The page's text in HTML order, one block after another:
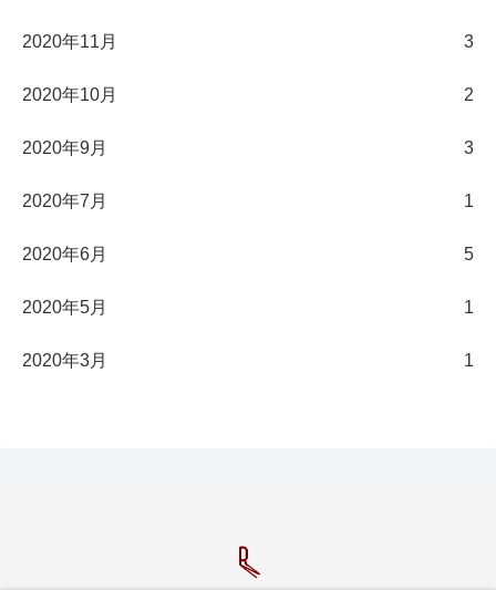
2020年11月 3
2020年10月 2
2020年9月 3
2020年7月 1
2020年6月 5
2020年5月 1
2020年3月 1